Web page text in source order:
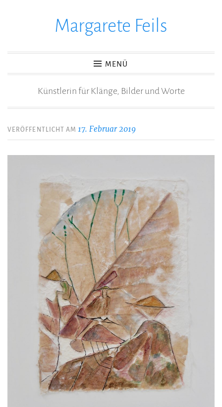
Margarete Feils
MENÜ
Künstlerin für Klänge, Bilder und Worte
VERÖFFENTLICHT AM17. Februar 2019